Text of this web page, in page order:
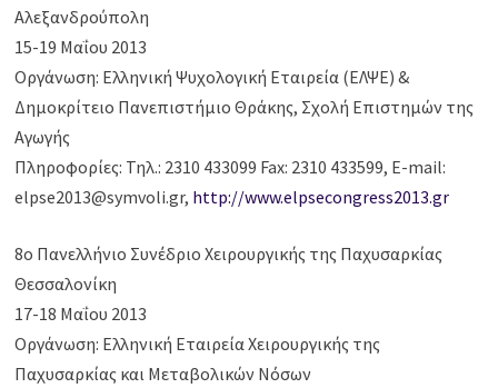
Αλεξανδρούπολη
15-19 Μαΐου 2013
Οργάνωση: Ελληνική Ψυχολογική Εταιρεία (ΕΛΨΕ) &
Δημοκρίτειο Πανεπιστήμιο Θράκης, Σχολή Επιστημών της
Αγωγής
Πληροφορίες: Τηλ.: 2310 433099 Fax: 2310 433599, E-mail:
elpse2013@symvoli.gr, http://www.elpsecongress2013.gr
8ο Πανελλήνιο Συνέδριο Χειρουργικής της Παχυσαρκίας
Θεσσαλονίκη
17-18 Μαΐου 2013
Οργάνωση: Ελληνική Εταιρεία Χειρουργικής της
Παχυσαρκίας και Μεταβολικών Νόσων